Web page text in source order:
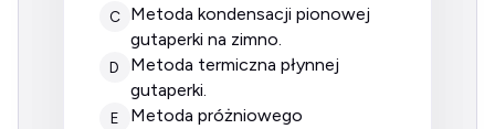
C
metoda kondensacji pionowej
gutaperki na zimno.
D
metoda termiczna płynnej
gutaperki.
E
metoda próżniowego